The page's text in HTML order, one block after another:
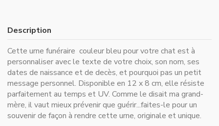
Description
Cette urne funéraire couleur bleu pour votre chat est à
personnaliser avec le texte de votre choix, son nom, ses
dates de naissance et de decès, et pourquoi pas un petit
message personnel. Disponible en 12 x 8 cm, elle résiste
parfaitement au temps et UV. Comme le disait ma grand-
mère, il vaut mieux prévenir que guérir...faites-le pour un
souvenir de façon à rendre cette urne, originale et unique.